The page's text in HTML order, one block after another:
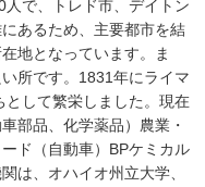
で、トレド市、デイトン
あるため、主要都市を結
地となっています。ま
所です。1831年にライマ
して繁栄しました。現在
部品、化学薬品）農業・
ド（自動車）BPケミカル
は、オハイオ州立大学、